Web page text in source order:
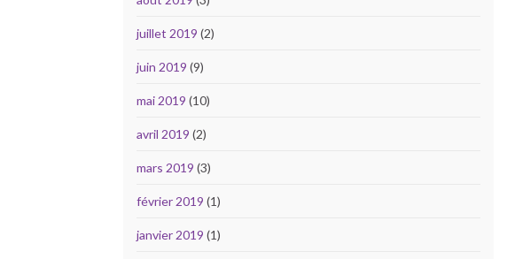
juillet 2019 (2)
juin 2019 (9)
mai 2019 (10)
avril 2019 (2)
mars 2019 (3)
février 2019 (1)
janvier 2019 (1)